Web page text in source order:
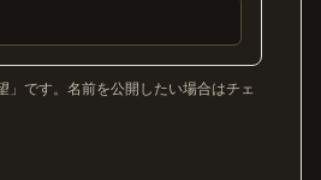
」です。名前を公開したい場合はチェ